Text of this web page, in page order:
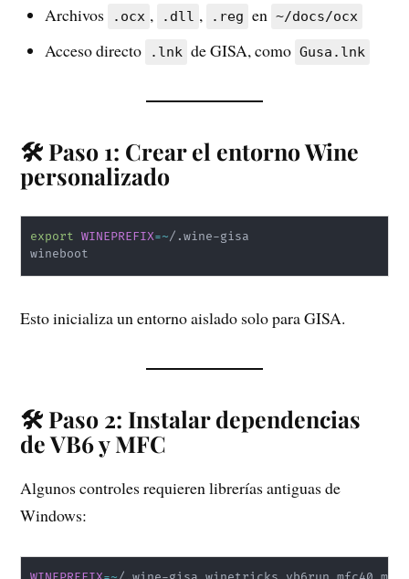
Archivos
.ocx , .dll , .reg en ~/docs/ocx
Acceso directo .lnk de GISA, como Gusa.lnk
🛠️ Paso 1: Crear el entorno Wine
personalizado
export WINEPREFIX=~/.wine-gisa
wineboot
Esto inicializa un entorno aislado solo para GISA.
🛠️ Paso 2: Instalar dependencias
de VB6 y MFC
Algunos controles requieren librerías antiguas de
Windows: